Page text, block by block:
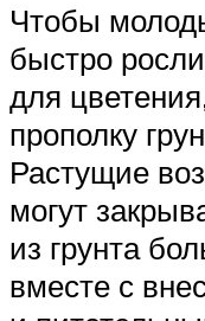
Чтобы
быстро
для
прополку
Растущие
могут
из грунта
вместе с